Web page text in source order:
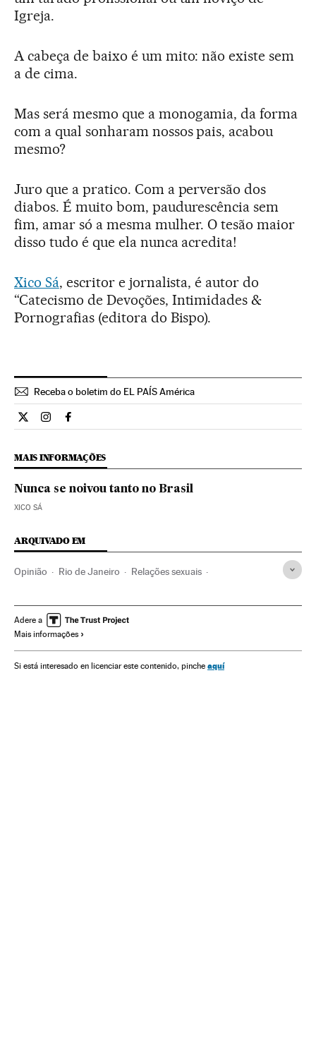
Igreja.
A cabeça de baixo é um mito: não existe sem
a de cima.
Mas será mesmo que a monogamia, da forma
com a qual sonharam nossos pais, acabou
mesmo?
Juro que a pratico. Com a perversão dos
diabos. É muito bom, paudurescência sem
fim, amar só a mesma mulher. O tesão maior
disso tudo é que ela nunca acredita!
Xico Sá, escritor e jornalista, é autor do
“Catecismo de Devoções, Intimidades &
Pornografias (editora do Bispo).
Receba o boletim do EL PAÍS América
Opiniao El País Brasil en Twitter
Opiniao El País Brasil en Instagram
Opiniao El País Brasil en Facebook
MAIS INFORMAÇÕES
Nunca se noivou tanto no Brasil
XICO SÁ
ARQUIVADO EM
Opinião Rio de Janeiro Relações sexuais
América Latina América
Adere a
Mais informações
Si está interesado en licenciar este contenido, pinche aquí